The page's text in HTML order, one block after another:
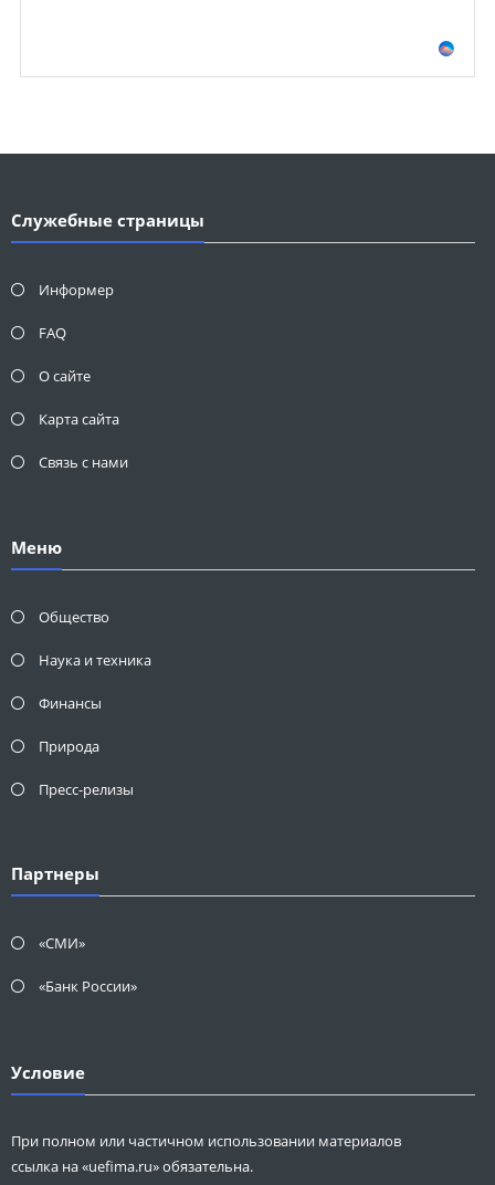
Служебные страницы
Информер
FAQ
О сайте
Карта сайта
Связь с нами
Меню
Общество
Наука и техника
Финансы
Природа
Пресс-релизы
Партнеры
«СМИ»
«Банк России»
Условие
При полном или частичном использовании материалов
ссылка на «uefima.ru» обязательна.